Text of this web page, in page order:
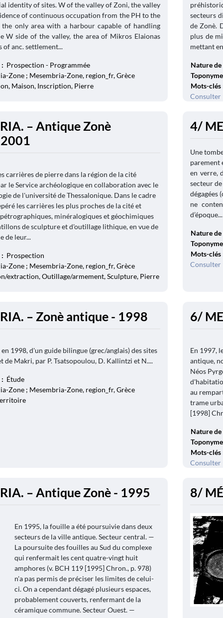
identity of sites. W of the valley of Zoni, the valley
of continuous occupation from the PH to the
the only area with a harbour capable of handling
W side of the valley, the area of Mikros Elaionas
of anc. settlement...
Prospection - Programmée
Zone ; Mesembria-Zone, region_fr, Grèce
Maison, Inscription, Pierre
secteurs
de Zonè.
plus de
mettant
Nature
Mots-clés
Consulter
– Antique Zonè
carrières de pierre dans la région de la cité
le Service archéologique en collaboration avec le
de l'université de Thessalonique. Dans le cadre
les carrières les plus proches de la cité et
minéralogiques et géochimiques
de sculpture et d'outillage lithique, en vue de
de leur...
Prospection
Zone ; Mesembria-Zone, region_fr, Grèce
extraction, Outillage/armement, Sculpture, Pierre
4/
Une
parement
en verre,
secteur
dégagées
ne
d’époque...
Nature
Mots-clés
Consulter
– Zonè antique - 1998
1998, d'un guide bilingue (grec/anglais) des sites
de Makri, par P. Tsatsopoulou, D. Kallintzi et N....
Étude
Zone ; Mesembria-Zone, region_fr, Grèce
6/
En 1997,
antique,
Néos
au
trame
[1998]
Nature
Mots-clés
Consulter
– Antique Zonè - 1995
En 1995, la fouille a été poursuivie dans deux
secteurs de la ville antique. Secteur central. —
La poursuite des fouilles au Sud du complexe
qui renfermait les cent quatre-vingt huit
amphores (v. BCH 119 [1995] Chron., p. 978)
n'a pas permis de préciser les limites de celui-
ci. On a cependant dégagé plusieurs espaces,
probablement couverts, renfermant de la
céramique commune. Secteur Ouest. —
8/